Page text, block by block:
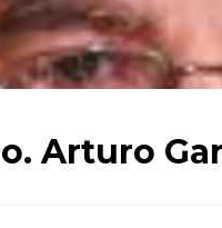
Arturo